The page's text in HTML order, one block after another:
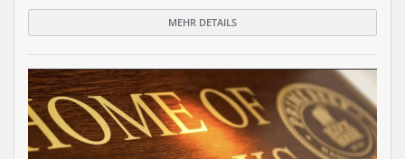
MEHR DETAILS